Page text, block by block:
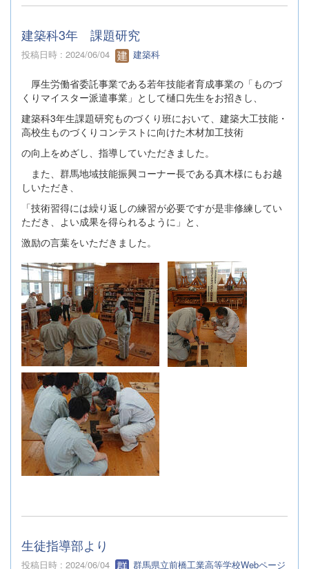
建築科3年 課題研究
投稿日時 : 2024/06/04 建築科
厚生労働省委託事業である若年技能者育成事業の「ものづ
くりマイスター派遣事業」として樋口先生をお招きし、
建築科3年生課題研究ものづくり班において、建築大工技能・
高校生ものづくりコンテストに向けた木材加工技術
の向上をめざし、指導していただきました。
また、群馬地域技能振興コーナー長である真木様にもお越
しいただき、
「技術習得には繰り返しの練習が必要ですが是非修練してい
ただき、よい成果を得られるように」と、
激励の言葉をいただきました。
生徒指導部より
投稿日時 : 2024/06/04 群馬県立前橋工業高等学校Webページ